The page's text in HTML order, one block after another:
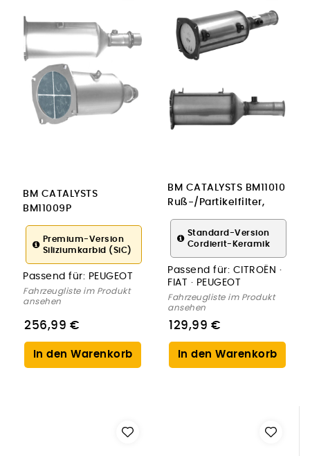
BM CATALYSTS
BM11009P
Ruß-/Partikelfilter,
Abgasanlage für
PEUGEOT
Premium-Version
Siliziumkarbid (SiC)
Passend für: PEUGEOT
Fahrzeugliste im Produkt
ansehen
256,99 €
In den Warenkorb
BM CATALYSTS BM11010
Ruß-/Partikelfilter,
Abgasanlage
Standard-Version
Cordierit-Keramik
Passend für: CITROËN ·
FIAT · PEUGEOT
Fahrzeugliste im Produkt
ansehen
129,99 €
In den Warenkorb